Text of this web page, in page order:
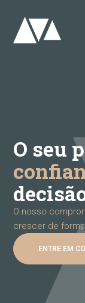
O seu
O nosso
crescer de
ENTRE EM